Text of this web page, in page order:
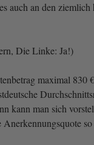
auch an den ziemlich
Die Linke: Ja!)
maximal 830
kann man sich
Anerkennungsquote